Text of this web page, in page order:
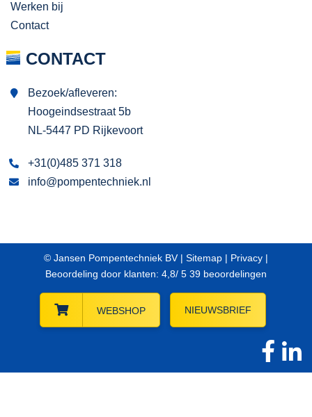
Werken bij
Contact
CONTACT
Bezoek/afleveren:
Hoogeindsestraat 5b
NL-5447 PD Rijkevoort
+31(0)485 371 318
info@pompentechniek.nl
© Jansen Pompentechniek BV | Sitemap | Privacy |
Beoordeling door klanten: 4,8/ 5 39 beoordelingen
WEBSHOP NIEUWSBRIEF